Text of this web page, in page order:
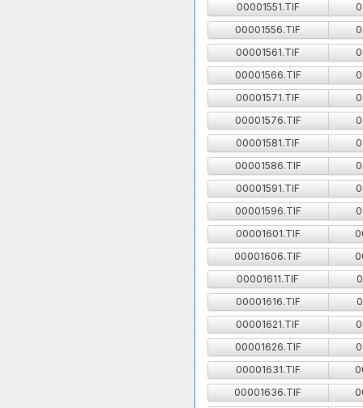
00001551.TIF
00001556.TIF
00001561.TIF
00001566.TIF
00001571.TIF
00001576.TIF
00001581.TIF
00001586.TIF
00001591.TIF
00001596.TIF
00001601.TIF
00001606.TIF
00001611.TIF
00001616.TIF
00001621.TIF
00001626.TIF
00001631.TIF
00001636.TIF